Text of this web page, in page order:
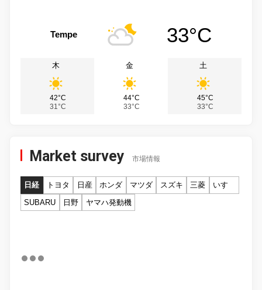
Tempe 33°C
木
42°C
31°C
金
44°C
33°C
土
45°C
33°C
Market survey 市場情報
日経 トヨタ 日産 ホンダ マツダ スズキ 三菱
いすゞ
SUBARU
日野 ヤマハ発動機